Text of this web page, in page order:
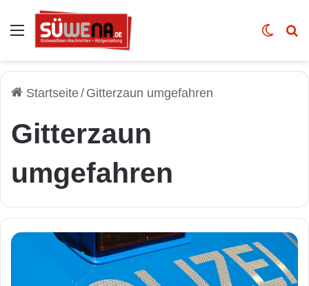
Auswahl Skin
Startseite/ Gitterzaun umgefahren
Gitterzaun
umgefahren